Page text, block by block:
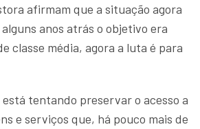
afirmam que a situação agora
anos atrás o objetivo era
classe média, agora a luta é para
está tentando preservar o acesso a
e serviços que, há pouco mais de